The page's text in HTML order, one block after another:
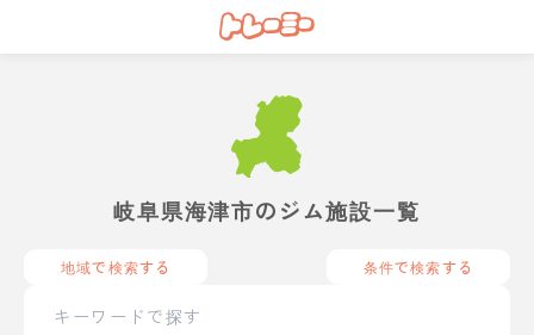
岐阜県海津市のジム施設一覧
地域で検索する 条件で検索する